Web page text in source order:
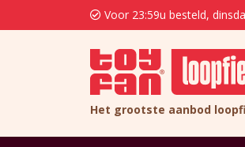
Voor 23:59u besteld,
Het grootste aanbod